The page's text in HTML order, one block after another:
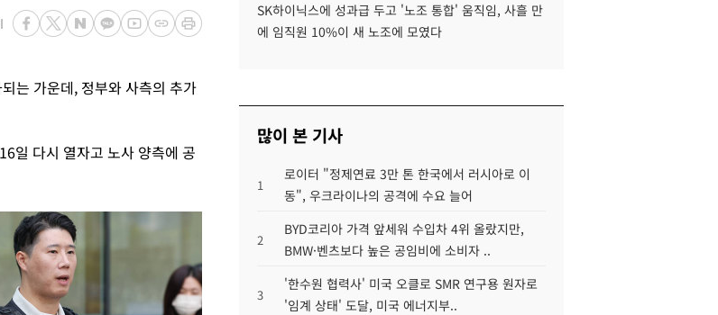
는 가운데, 정부와 사측의 추가
일 다시 열자고 노사 양측에 공
SK하이닉스에 성과급 두고 '노조 통합' 움직임, 사흘 만
에 임직원 10%이 새 노조에 모였다
많이 본 기사
1
로이터 "정제연료 3만 톤 한국에서 러시아로 이
동", 우크라이나의 공격에 수요 늘어
2
BYD코리아 가격 앞세워 수입차 4위 올랐지만,
BMW·벤츠보다 높은 공임비에 소비자 ..
3
'한수원 협력사' 미국 오클로 SMR 연구용 원자로
'임계 상태' 도달, 미국 에너지부..